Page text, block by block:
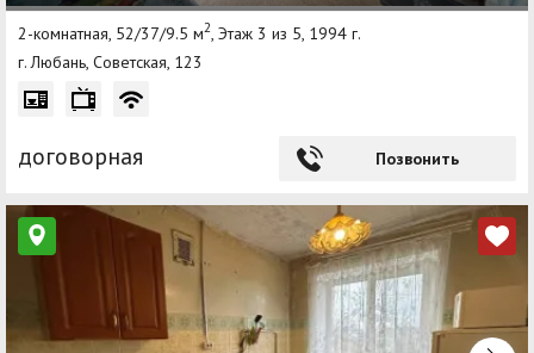
2-комнатная, 52/37/9.5 м2 , Этаж 3 из 5, 1994 г.
г. Любань, Советская, 123
договорная Позвонить